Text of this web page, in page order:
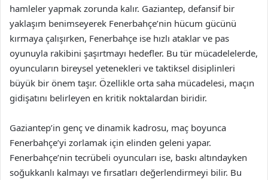
hamleler yapmak zorunda kalır. Gaziantep, defansif bir
yaklaşım benimseyerek Fenerbahçe’nin hücum gücünü
kırmaya çalışırken, Fenerbahçe ise hızlı ataklar ve pas
oyunuyla rakibini şaşırtmayı hedefler. Bu tür mücadelelerde,
oyuncuların bireysel yetenekleri ve taktiksel disiplinleri
büyük bir önem taşır. Özellikle orta saha mücadelesi, maçın
gidişatını belirleyen en kritik noktalardan biridir.
Gaziantep’in genç ve dinamik kadrosu, maç boyunca
Fenerbahçe’yi zorlamak için elinden geleni yapar.
Fenerbahçe’nin tecrübeli oyuncuları ise, baskı altındayken
soğukkanlı kalmayı ve fırsatları değerlendirmeyi bilir. Bu